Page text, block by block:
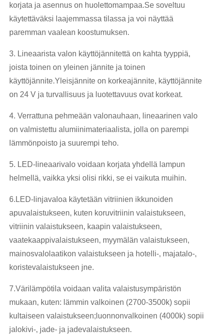
korjata ja asennus on huolettomampaa.Se soveltuu
käytettäväksi laajemmassa tilassa ja voi näyttää
paremman vaalean koostumuksen.
3. Lineaarista valon käyttöjännitettä on kahta tyyppiä,
joista toinen on yleinen jännite ja toinen
käyttöjännite.Yleisjännite on korkeajännite, käyttöjännite
on 24 V ja turvallisuus ja luotettavuus ovat korkeat.
4. Verrattuna pehmeään valonauhaan, lineaarinen valo
on valmistettu alumiinimateriaalista, jolla on parempi
lämmönpoisto ja suurempi teho.
5. LED-lineaarivalo voidaan korjata yhdellä lampun
helmellä, vaikka yksi olisi rikki, se ei vaikuta muihin.
6.LED-linjavaloa käytetään vitriinien ikkunoiden
apuvalaistukseen, kuten koruvitriinin valaistukseen,
vitriinin valaistukseen, kaapin valaistukseen,
vaatekaappivalaistukseen, myymälän valaistukseen,
mainosvalolaatikon valaistukseen ja hotelli-, majatalo-,
koristevalaistukseen jne.
7.Värilämpötila voidaan valita valaistusympäristön
mukaan, kuten: lämmin valkoinen (2700-3500k) sopii
kultaiseen valaistukseen;luonnonvalkoinen (4000k) sopii
jalokivi-, jade- ja jadevalaistukseen.